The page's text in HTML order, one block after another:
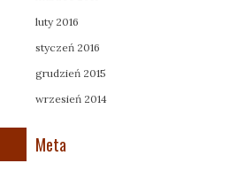
luty 2016
styczeń 2016
grudzień 2015
wrzesień 2014
Meta